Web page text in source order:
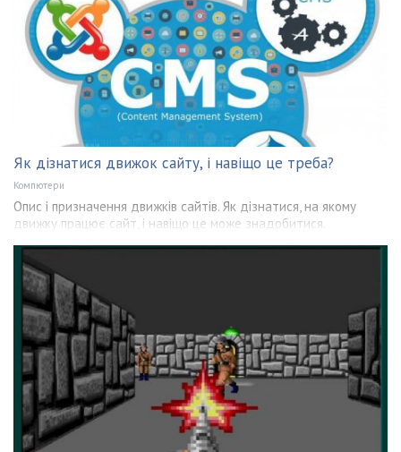
Як дізнатися движок сайту, і навіщо це треба?
Компютери
Опис і призначення движків сайтів. Як дізнатися, на якому
движку працює сайт, і навіщо це може знадобитися.